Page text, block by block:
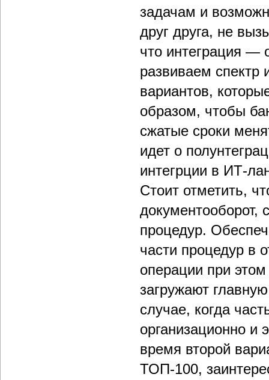
задачам и
друг друга, не
что интеграция —
развиваем спектр
вариантов,
образом, чтобы
сжатые сроки
идет о
интегрции в ИТ-
Стоит отметить,
процедур.
части процедур в
операции при
загружают
случае, когда
организационно и
время второй
ТОП-100,